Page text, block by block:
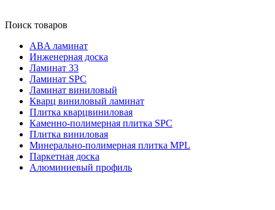
Поиск товаров
ABA ламинат
Инженерная доска
Ламинат 33
Ламинат SPC
Ламинат виниловый
Кварц виниловый ламинат
Плитка кварцвиниловая
Каменно-полимерная плитка SPC
Плитка виниловая
Минерально-полимерная плитка MPL
Паркетная доска
Алюминиевый профиль